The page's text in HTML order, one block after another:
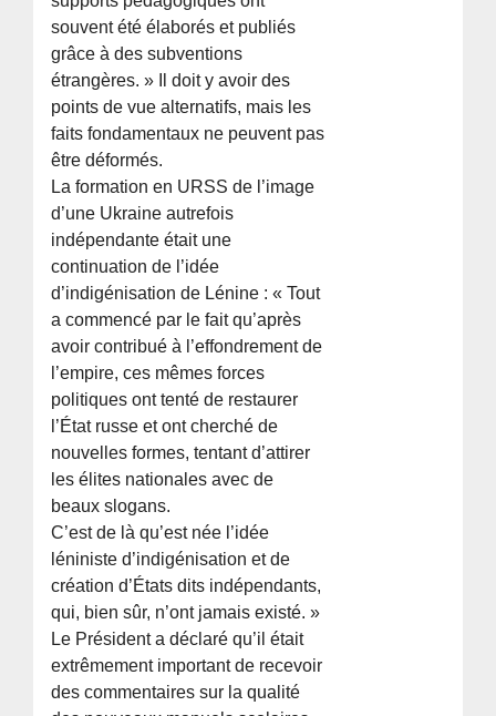
souvent été élaborés et publiés
grâce à des subventions
étrangères. » Il doit y avoir des
points de vue alternatifs, mais les
faits fondamentaux ne peuvent pas
être déformés.
La formation en URSS de l’image
d’une Ukraine autrefois
indépendante était une
continuation de l’idée
d’indigénisation de Lénine : « Tout
a commencé par le fait qu’après
avoir contribué à l’effondrement de
l’empire, ces mêmes forces
politiques ont tenté de restaurer
l’État russe et ont cherché de
nouvelles formes, tentant d’attirer
les élites nationales avec de
beaux slogans.
C’est de là qu’est née l’idée
léniniste d’indigénisation et de
création d’États dits indépendants,
qui, bien sûr, n’ont jamais existé. »
Le Président a déclaré qu’il était
extrêmement important de recevoir
des commentaires sur la qualité